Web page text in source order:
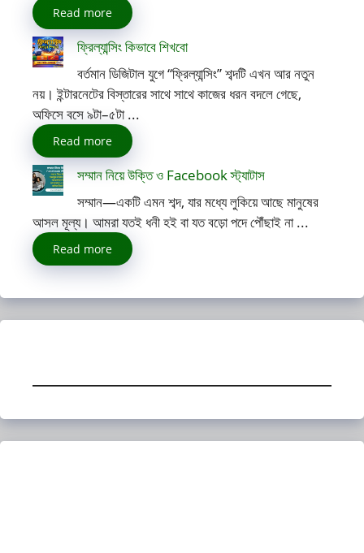
Read more
ফ্রিল্যান্সিং কিভাবে শিখবো
বর্তমান ডিজিটাল যুগে “ফ্রিল্যান্সিং” শব্দটি এখন আর নতুন
নয়। ইন্টারনেটের বিস্তারের সাথে সাথে কাজের ধরন বদলে গেছে,
অফিসে বসে ৯টা–৫টা ...
Read more
সম্মান নিয়ে উক্তি ও Facebook স্ট্যাটাস
সম্মান—একটি এমন শব্দ, যার মধ্যে লুকিয়ে আছে মানুষের
আসল মূল্য। আমরা যতই ধনী হই বা যত বড়ো পদে পৌঁছাই না ...
Read more